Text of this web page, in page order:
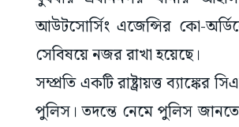
আউটসোর্সিং এজেন্সির কো-
সেবিষয়ে নজর রাখা হয়েছে।
সম্প্রতি একটি রাষ্ট্রায়ত্ত
পুলিস। তদন্তে নেমে পুলিস